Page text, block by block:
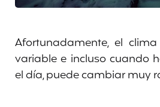
Afortunadamente, el
variable e incluso cuando
el día, puede cambiar muy